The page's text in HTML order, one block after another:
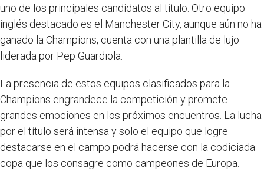
uno de los principales candidatos al título. Otro equipo
inglés destacado es el Manchester City, aunque aún no ha
ganado la Champions, cuenta con una plantilla de lujo
liderada por Pep Guardiola.
La presencia de estos equipos clasificados para la
Champions engrandece la competición y promete
grandes emociones en los próximos encuentros. La lucha
por el título será intensa y solo el equipo que logre
destacarse en el campo podrá hacerse con la codiciada
copa que los consagre como campeones de Europa.